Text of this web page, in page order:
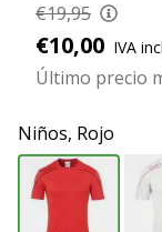
las
actualizaciones
técnicas
25. 11. 2024
•
2 min. de lectura
€19,95
€10,00 IVA
Último precio
Niños, Rojo